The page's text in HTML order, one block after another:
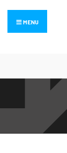
MENU